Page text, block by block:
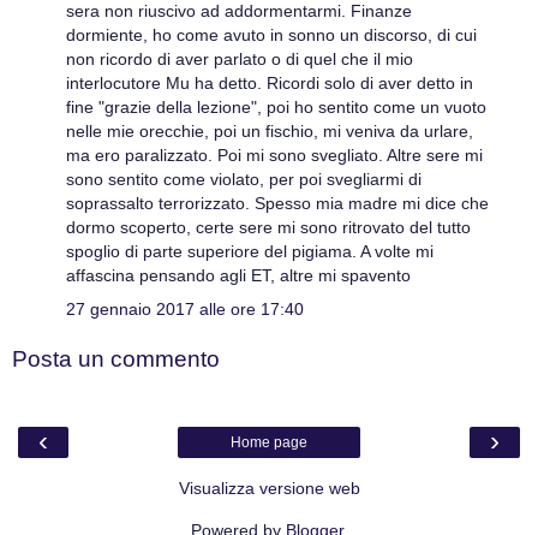
sera non riuscivo ad addormentarmi. Finanze
dormiente, ho come avuto in sonno un discorso, di cui
non ricordo di aver parlato o di quel che il mio
interlocutore Mu ha detto. Ricordi solo di aver detto in
fine "grazie della lezione", poi ho sentito come un vuoto
nelle mie orecchie, poi un fischio, mi veniva da urlare,
ma ero paralizzato. Poi mi sono svegliato. Altre sere mi
sono sentito come violato, per poi svegliarmi di
soprassalto terrorizzato. Spesso mia madre mi dice che
dormo scoperto, certe sere mi sono ritrovato del tutto
spoglio di parte superiore del pigiama. A volte mi
affascina pensando agli ET, altre mi spavento
27 gennaio 2017 alle ore 17:40
Posta un commento
‹ ›
Home page
Visualizza versione web
Powered by Blogger.